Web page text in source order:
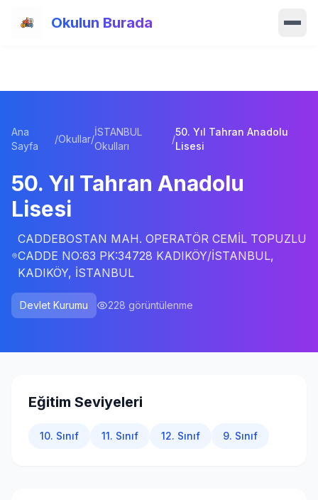
Okulun Burada
Okullar
Haberler
Blog
Hakkımızda
Ana
Sayfa
/Okullar/
İSTANBUL
Okulları
/
50. Yıl Tahran Anadolu
Lisesi
50. Yıl Tahran Anadolu
Lisesi
CADDEBOSTAN MAH. OPERATÖR CEMİL TOPUZLU
CADDE NO:63 PK:34728 KADIKÖY/İSTANBUL,
KADIKÖY, İSTANBUL
Devlet Kurumu 228 görüntülenme
Eğitim Seviyeleri
10. Sınıf 11. Sınıf 12. Sınıf 9. Sınıf